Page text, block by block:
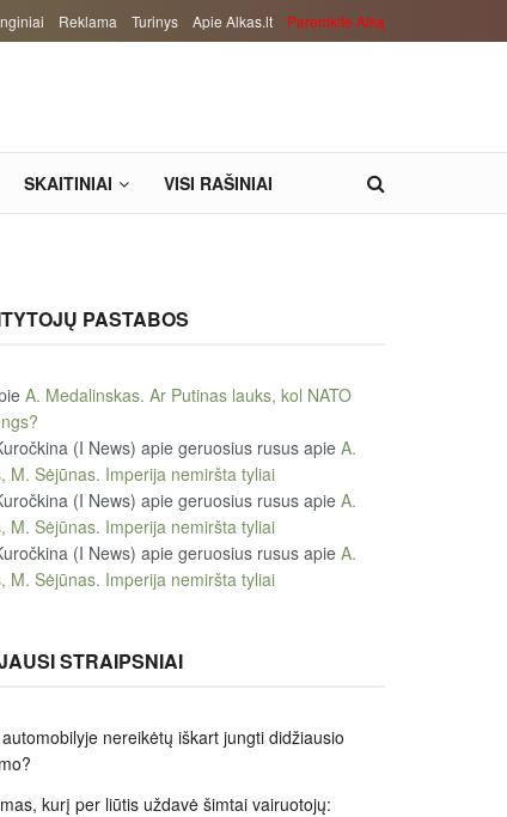
Reklama Turinys Apie Alkas.lt Paremkite Alką
SKAITINIAI VISI RAŠINIAI
PASTABOS
A. Medalinskas. Ar Putinas lauks, kol NATO
(I News) apie geruosius rusus apie A.
M. Sėjūnas. Imperija nemiršta tyliai
(I News) apie geruosius rusus apie A.
M. Sėjūnas. Imperija nemiršta tyliai
(I News) apie geruosius rusus apie A.
M. Sėjūnas. Imperija nemiršta tyliai
STRAIPSNIAI
nereikėtų iškart jungti didžiausio
kurį per liūtis uždavė šimtai vairuotojų: